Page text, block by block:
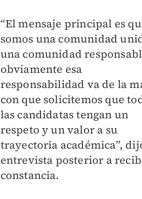
“El mensaje principal es
somos una comunidad
una comunidad
obviamente esa
responsabilidad va de la
con que solicitemos que
las candidatas tengan un
respeto y un valor a su
trayectoria académica”,
entrevista posterior a
constancia.